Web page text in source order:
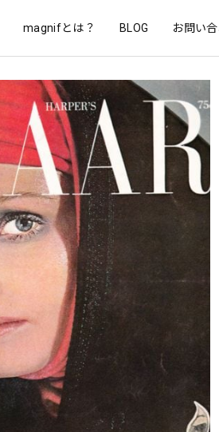
magnifとは？ BLOG お問い